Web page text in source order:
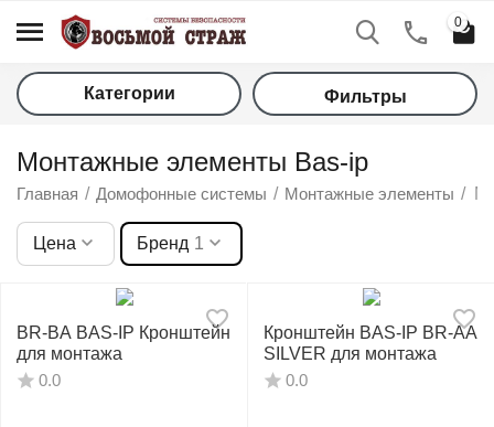
0
Категории Фильтры
Монтажные элементы Bas-ip
Главная / Домофонные системы / Монтажные элементы /
Цена Бренд 1
BR-BA BAS-IP Кронштейн
для монтажа
0.0
Кронштейн BAS-IP BR-AA
SILVER для монтажа
0.0